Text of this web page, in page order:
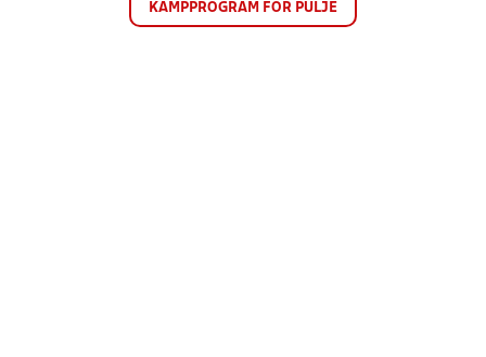
KAMPPROGRAM FOR PULJE